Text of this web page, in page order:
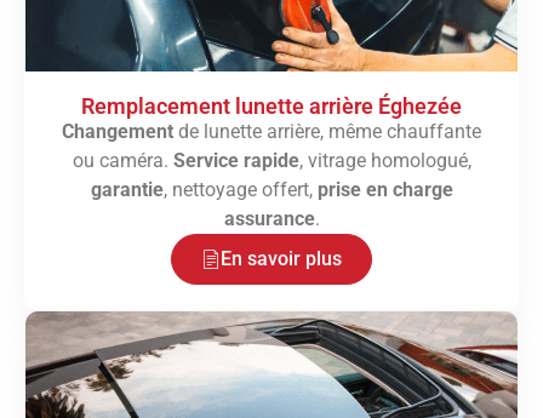
Remplacement lunette arrière Éghezée
Changement de lunette arrière, même chauffante
ou caméra. Service rapide, vitrage homologué,
garantie, nettoyage offert, prise en charge
assurance.
En savoir plus